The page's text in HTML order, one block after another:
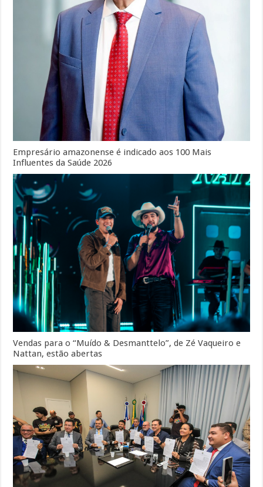
Empresário amazonense é indicado aos 100 Mais
Influentes da Saúde 2026
Vendas para o “Muído & Desmanttelo”, de Zé Vaqueiro e
Nattan, estão abertas